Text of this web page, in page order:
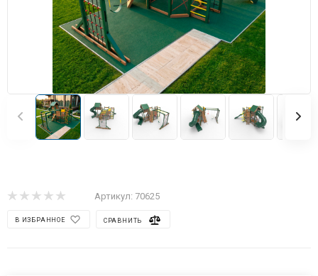
Артикул: 70625
В ИЗБРАННОЕ СРАВНИТЬ